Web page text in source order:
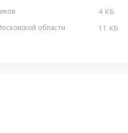
4 КБ
области 11 КБ